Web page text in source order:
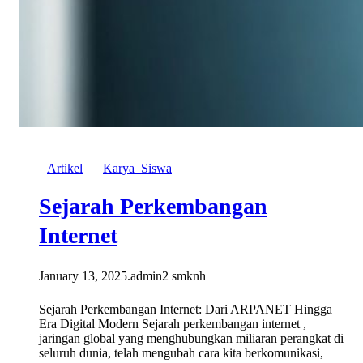
Artikel Karya_Siswa
Sejarah Perkembangan
Internet
January 13, 2025.admin2 smknh
Sejarah Perkembangan Internet: Dari ARPANET Hingga
Era Digital Modern Sejarah perkembangan internet ,
jaringan global yang menghubungkan miliaran perangkat di
seluruh dunia, telah mengubah cara kita berkomunikasi,